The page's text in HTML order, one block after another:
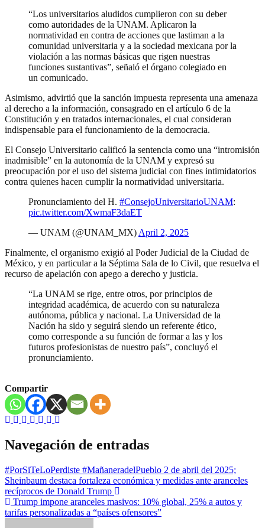
“Los universitarios aludidos cumplieron con su deber
como autoridades de la UNAM. Aplicaron la
normatividad en contra de acciones que lastiman a la
comunidad universitaria y a la sociedad mexicana por la
violación a las normas básicas que rigen nuestras
funciones sustantivas”, señaló el órgano colegiado en
un comunicado.
Asimismo, advirtió que la sanción impuesta representa una amenaza
al derecho a la información, consagrado en el artículo 6 de la
Constitución y en tratados internacionales, el cual consideran
indispensable para el funcionamiento de la democracia.
El Consejo Universitario calificó la sentencia como una “intromisión
inadmisible” en la autonomía de la UNAM y expresó su
preocupación por el uso del sistema judicial con fines intimidatorios
contra quienes hacen cumplir la normatividad universitaria.
Pronunciamiento del H. #ConsejoUniversitarioUNAM:
pic.twitter.com/XwmaF3daET
— UNAM (@UNAM_MX)April 2, 2025
Finalmente, el organismo exigió al Poder Judicial de la Ciudad de
México, y en particular a la Séptima Sala de lo Civil, que resuelva el
recurso de apelación con apego a derecho y justicia.
“La UNAM se rige, entre otros, por principios de
integridad académica, de acuerdo con su naturaleza
autónoma, pública y nacional. La Universidad de la
Nación ha sido y seguirá siendo un referente ético,
como corresponde a su función de formar a las y los
futuros profesionistas de nuestro país”, concluyó el
pronunciamiento.
Compartir
Navegación de entradas
#PorSiTeLoPerdiste #MañaneradelPueblo 2 de abril del 2025;
Sheinbaum destaca fortaleza económica y medidas ante aranceles
recíprocos de Donald Trump
Trump impone aranceles masivos: 10% global, 25% a autos y
tarifas personalizadas a “países ofensores”